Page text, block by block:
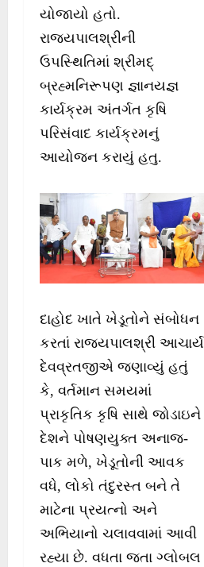
યોજાયો હતો.
રાજ્યપાલશ્રીની
ઉપસ્થિતિમાં શ્રીમદ્
બ્રહ્મનિરૂપણ જ્ઞાનયજ્ઞ
કાર્યક્રમ અંતર્ગત કૃષિ
પરિસંવાદ કાર્યક્રમનું
આયોજન કરાયું હતુ.
દાહોદ ખાતે ખેડૂતોને સંબોધન
કરતાં રાજ્યપાલશ્રી આચાર્ય
દેવવ્રતજીએ જણાવ્યું હતું
કે, વર્તમાન સમયમાં
પ્રાકૃતિક કૃષિ સાથે જોડાઇને
દેશને પોષણયુક્ત અનાજ-
પાક મળે, ખેડૂતોની આવક
વધે, લોકો તંદુરસ્ત બને તે
માટેના પ્રયત્નો અને
અભિયાનો ચલાવવામાં આવી
રહ્યા છે. વધતા જતા ગ્લોબલ